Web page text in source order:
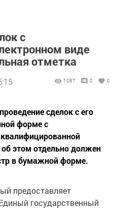
с
виде
отметка
1087 0 0
сделок с его
форме с
этом отдельно должен
в бумажной форме.
предоставляет
государственный